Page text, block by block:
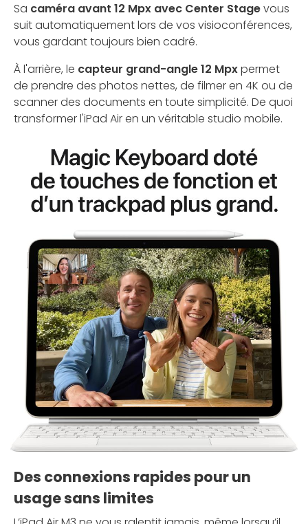
Sa caméra avant 12 Mpx avec Center Stagevous
suit automatiquement lors de vos visioconférences,
vous gardant toujours bien cadré.
À l'arrière, le capteur grand-angle 12 Mpxpermet
de prendre des photos nettes, de filmer en 4K ou de
scanner des documents en toute simplicité. De quoi
transformer l'iPad Air en un véritable studio mobile.
Des connexions rapides pour un
usage sans limites